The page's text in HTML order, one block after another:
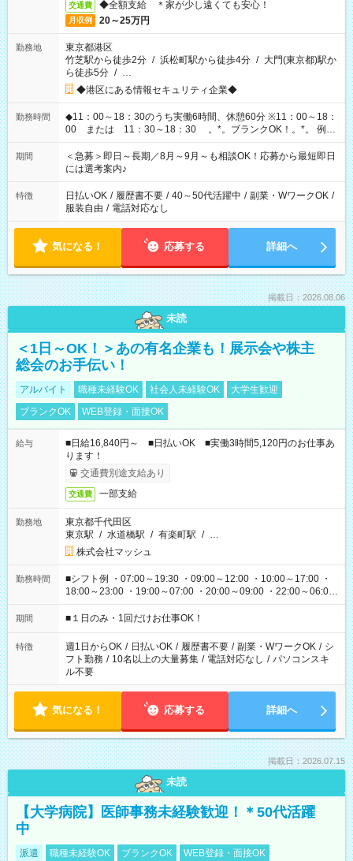
交通費 ◆全額支給 ＊家が少し遠くても安心！
月収例 20～25万円
勤務地
東京都港区
竹芝駅から徒歩2分 / 浜松町駅から徒歩4分 / 大門(東京都)駅か
ら徒歩5分 / …
◆港区にある情報セキュリティ企業◆
勤務時間
◆11：00～18：30のうち実働6時間、休憩60分 ※11：00～18：
00 または 11：30～18：30 。*。ブランクOK！。*。 例え
ば前職が、 在宅/財団法人/事務/コールセンター/受付/販売/カフェ
スタッフ スイーツ販売/ホテルフロント/化粧品販売/など 様々な
業界から入社して活躍されています♪
期間
＜急募＞即日～長期／8月～9月～も相談OK！応募から最短即日
には選考案内♪
特徴 日払いOK / 履歴書不要 / 40～50代活躍中 / 副業・WワークOK /
服装自由 / 電話対応なし
気になる！ 応募する 詳細へ
掲載日：2026.08.06
未読
＜1日～OK！＞あの有名企業も！展示会や株主
総会のお手伝い！
アルバイト 職種未経験OK 社会人未経験OK
大学生歓迎
ブランクOK
WEB登録・面接OK
給与
■日給16,840円～ ■日払いOK ■実働3時間5,120円のお仕事あ
ります！
交通費別途支給あり
交通費 一部支給
勤務地
東京都千代田区
東京駅 / 水道橋駅 / 有楽町駅 / …
株式会社マッシュ
勤務時間
■シフト例 ・07:00～19:30 ・09:00～12:00 ・10:00～17:00 ・
18:00～23:00 ・19:00～07:00 ・20:00～09:00 ・22:00～06:00
etc ★最短で3時間で5,120円のお仕事から 15時間で2万円近く稼
げるお仕事も！ ご希望のお時間に合わせてご紹介！ ※シフトは
ください！
期間 ■１日のみ・1回だけお仕事OK！
特徴 週1日からOK / 日払いOK / 履歴書不要 / 副業・WワークOK / シ
フト勤務 / 10名以上の大量募集 / 電話対応なし / パソコンスキ
ル不要
気になる！ 応募する 詳細へ
掲載日：2026.07.15
未読
【大学病院】医師事務未経験歓迎！＊50代活躍
中
派遣 職種未経験OK ブランクOK WEB登録・面接OK